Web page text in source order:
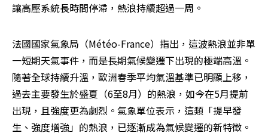
讓高壓系統長時間停滯，熱浪持續超過一周。
法國國家氣象局（Météo-France）指出，這波熱浪並非單
一短期天氣事件，而是長期氣候變遷下出現的極端高溫。
隨著全球持續升溫，歐洲春季平均氣溫基準已明顯上移，
過去主要發生於盛夏（6至8月）的熱浪，如今在5月提前
出現，且強度更為劇烈。氣象單位表示，這類「提早發
生、強度增強」的熱浪，已逐漸成為氣候變遷的新特徵。